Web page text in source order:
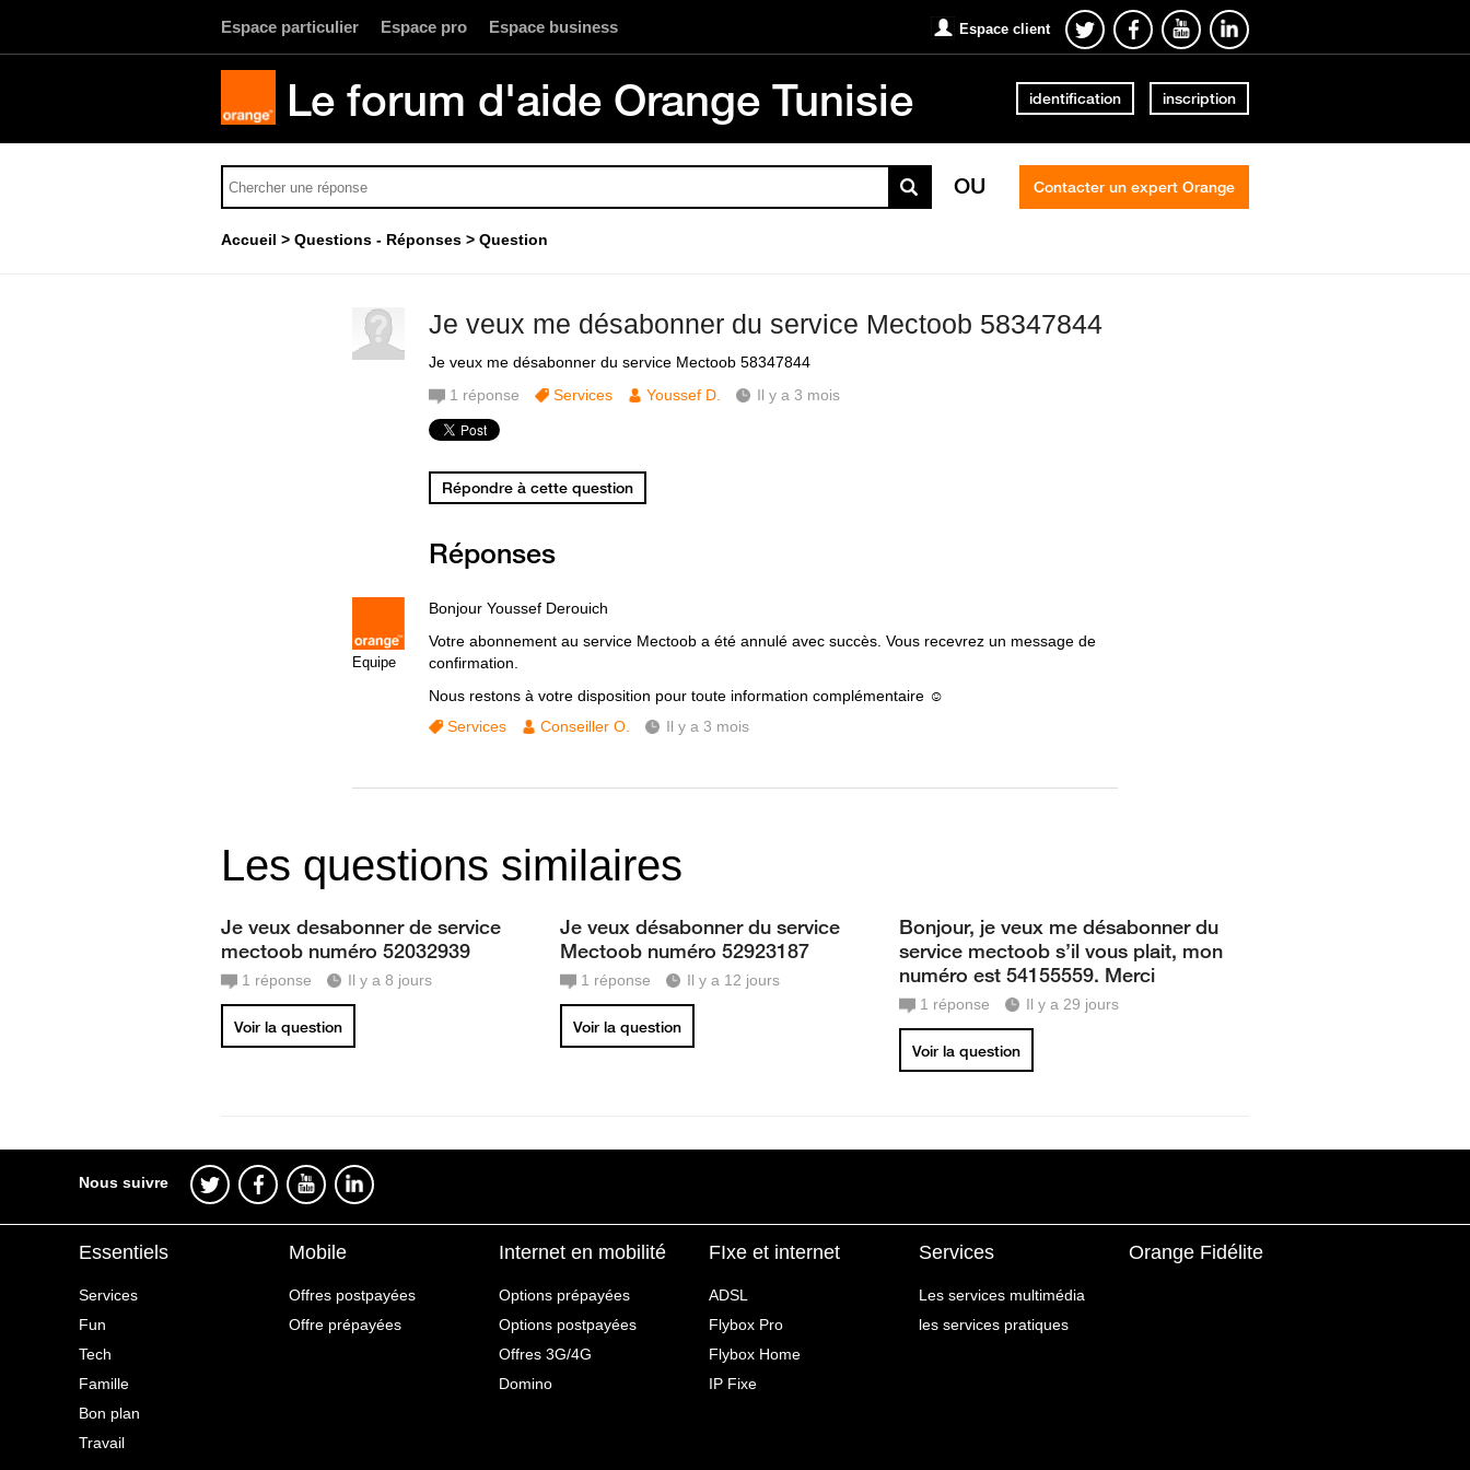
Espace particulier Espace pro Espace business Espace client
Le forum d'aide Orange Tunisie identification inscription
OU Contacter un expert Orange
Accueil Questions - Réponses Question
Je veux me désabonner du service Mectoob 58347844
Je veux me désabonner du service Mectoob 58347844
1 réponse Services Youssef D. Il y a 3 mois
Répondre à cette question
Réponses
Equipe
Bonjour Youssef Derouich
Votre abonnement au service Mectoob a été annulé avec succès. Vous recevrez un message de
confirmation.
Nous restons à votre disposition pour toute information complémentaire ☺️
Services
Conseiller O. Il y a 3 mois
Les questions similaires
Je veux desabonner de service
mectoob numéro 52032939
1 réponse Il y a 8 jours
Voir la question
Je veux désabonner du service
Mectoob numéro 52923187
1 réponse Il y a 12 jours
Voir la question
Bonjour, je veux me désabonner du
service mectoob s’il vous plait, mon
numéro est 54155559. Merci
1 réponse Il y a 29 jours
Voir la question
Nous suivre
Essentiels
Services
Fun
Tech
Famille
Bon plan
Travail
Mobile
Offres postpayées
Offre prépayées
Internet en mobilité
Options prépayées
Options postpayées
Offres 3G/4G
Domino
FIxe et internet
ADSL
Flybox Pro
Flybox Home
IP Fixe
Services
Les services multimédia
les services pratiques
Orange Fidélite